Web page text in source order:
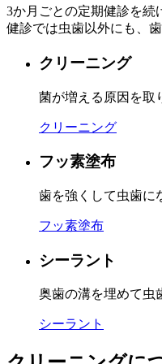
3か月ごとの定期健診を続
健診では虫歯以外にも、
クリーニング
菌が増える原因を取
クリーニング
フッ素塗布
歯を強くして虫歯に
フッ素塗布
シーラント
奥歯の溝を埋めて虫
シーラント